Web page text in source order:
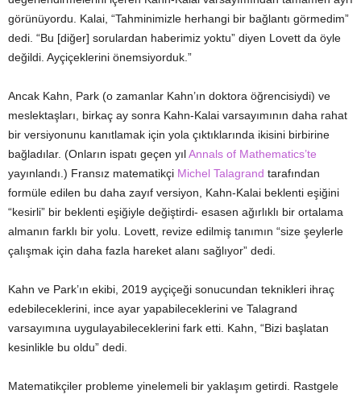
görünüyordu. Kalai, “Tahminimizle herhangi bir bağlantı görmedim”
dedi. “Bu [diğer] sorulardan haberimiz yoktu” diyen Lovett da öyle
değildi. Ayçiçeklerini önemsiyorduk.”
Ancak Kahn, Park (o zamanlar Kahn’ın doktora öğrencisiydi) ve
meslektaşları, birkaç ay sonra Kahn-Kalai varsayımının daha rahat
bir versiyonunu kanıtlamak için yola çıktıklarında ikisini birbirine
bağladılar. (Onların ispatı geçen yılAnnals of Mathematics’te
yayınlandı.) Fransız matematikçi Michel Talagrand tarafından
formüle edilen bu daha zayıf versiyon, Kahn-Kalai beklenti eşiğini
“kesirli” bir beklenti eşiğiyle değiştirdi- esasen ağırlıklı bir ortalama
almanın farklı bir yolu. Lovett, revize edilmiş tanımın “size şeylerle
çalışmak için daha fazla hareket alanı sağlıyor” dedi.
Kahn ve Park’ın ekibi, 2019 ayçiçeği sonucundan teknikleri ihraç
edebileceklerini, ince ayar yapabileceklerini ve Talagrand
varsayımına uygulayabileceklerini fark etti. Kahn, “Bizi başlatan
kesinlikle bu oldu” dedi.
Matematikçiler probleme yinelemeli bir yaklaşım getirdi. Rastgele